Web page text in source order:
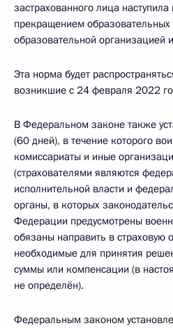
застрахованного лица
прекращением
образовательной организацией
Эта норма будет
возникшие с 24 февраля 2022
В Федеральном законе также
(60 дней), в течение которого
комиссариаты и иные
(страхователями являются
исполнительной власти и
органы, в которых
Федерации предусмотрены
обязаны направить в страховую
необходимые для принятия
суммы или компенсации (в
не определён).
Федеральным законом